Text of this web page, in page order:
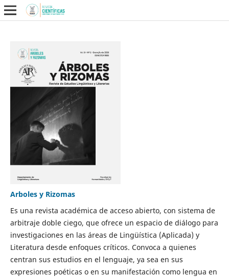
Arboles y Rizomas
Es una revista académica de acceso abierto, con sistema de
arbitraje doble ciego, que ofrece un espacio de diálogo para
investigaciones en las áreas de Lingüística (Aplicada) y
Literatura desde enfoques críticos. Convoca a quienes
centran sus estudios en el lenguaje, ya sea en sus
expresiones poéticas o en su manifestación como lengua en